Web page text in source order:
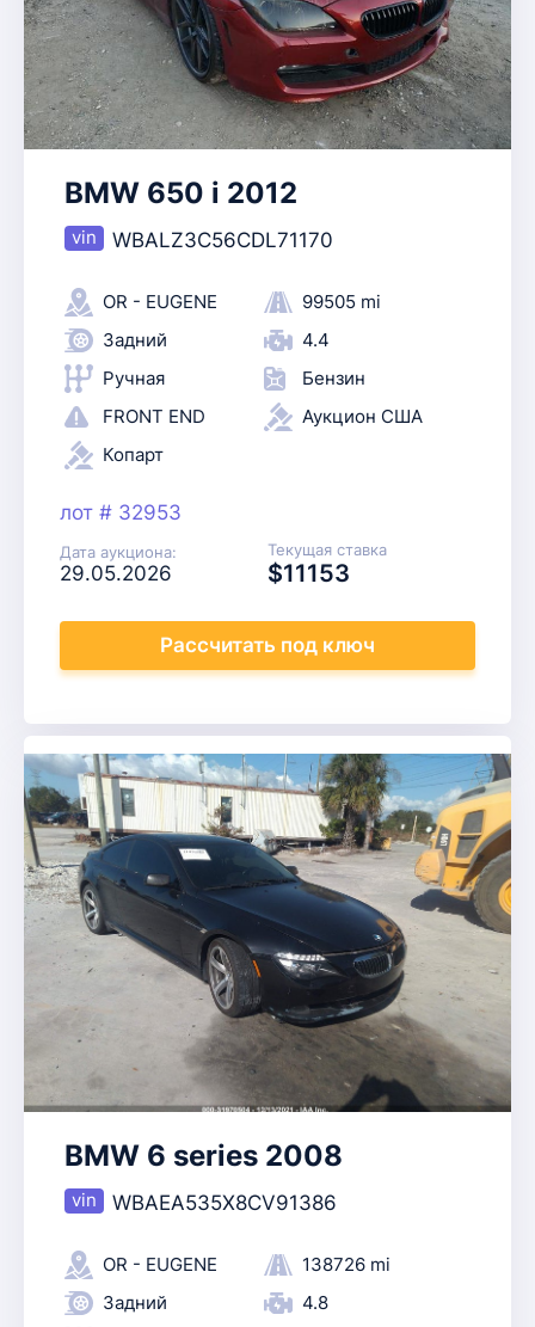
BMW 650 i 2012
WBALZ3C56CDL71170
OR - EUGENE
99505 mi
Задний
4.4
Ручная
Бензин
FRONT END
Аукцион США
Копарт
лот # 32953
Дата аукциона:
29.05.2026
Текущая ставка
$11153
Рассчитать под ключ
BMW 6 series 2008
WBAEA535X8CV91386
OR - EUGENE
138726 mi
Задний
4.8